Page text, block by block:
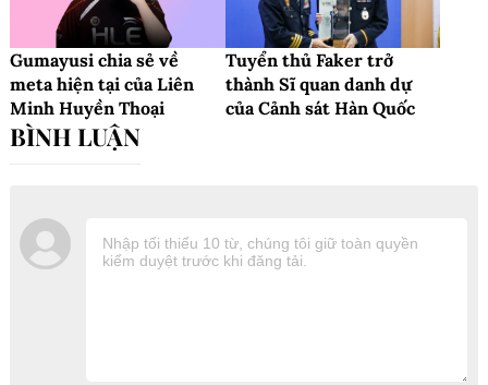
Gumayusi chia sẻ về
meta hiện tại của Liên
Minh Huyền Thoại
Tuyển thủ Faker trở
thành Sĩ quan danh dự
của Cảnh sát Hàn Quốc